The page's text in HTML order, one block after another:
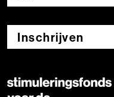
Inschrijven